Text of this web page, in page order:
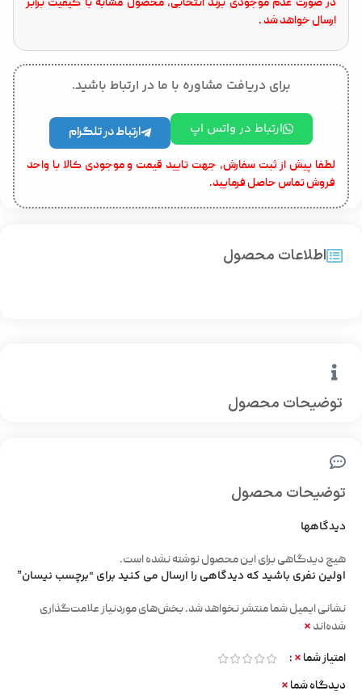
در صورت عدم موجودی برند انتخابی، محصول مشابه با کیفیت برابر
ارسال خواهد شد .
برای دریافت مشاوره با ما در ارتباط باشید.
ارتباط در واتس اپ ارتباط در تلگرام
لطفا پیش از ثبت سفارش، جهت تایید قیمت و موجودی کالا با واحد
فروش تماس حاصل فرمایید.
توضیحات محصول
اطلاعات محصول
توضیحات محصول
دیدگاهها
هیچ دیدگاهی برای این محصول نوشته نشده است.
اولین نفری باشید که دیدگاهی را ارسال می کنید برای “برچسب نیسان”
نشانی ایمیل شما منتشر نخواهد شد.بخش‌های موردنیاز علامت‌گذاری
شده‌اند *
امتیاز شما *
دیدگاه شما *